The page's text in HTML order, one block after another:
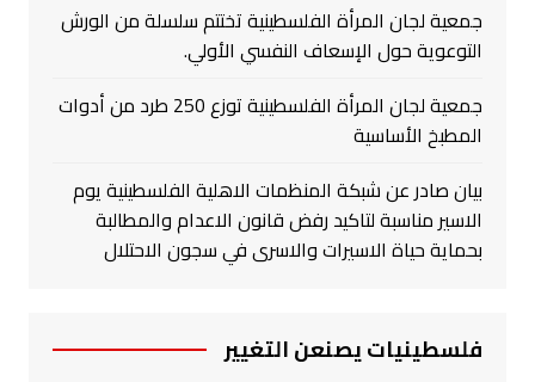
جمعية لجان المرأة الفلسطينية تختتم سلسلة من الورش
التوعوية حول الإسعاف النفسي الأولي.
جمعية لجان المرأة الفلسطينية توزع 250 طرد من أدوات
المطبخ الأساسية
بيان صادر عن شبكة المنظمات الاهلية الفلسطينية يوم
الاسير مناسبة لتاكيد رفض قانون الاعدام والمطالبة
بحماية حياة الاسيرات والاسرى في سجون الاحتلال
فلسطينيات يصنعن التغيير